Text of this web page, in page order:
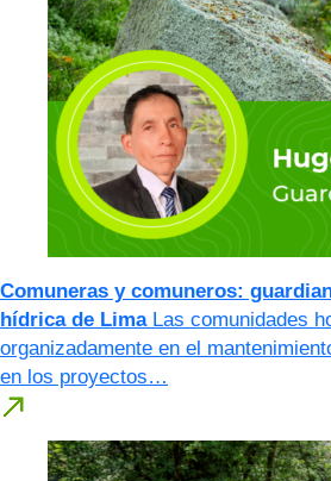
Comuneras y comuneros:
hídrica de Lima Las comunidades
organizadamente en el
en los proyectos…